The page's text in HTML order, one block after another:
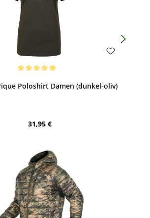
Poloshirt Damen (dunkel-oliv)
Regulärer Preis:
31,95 €